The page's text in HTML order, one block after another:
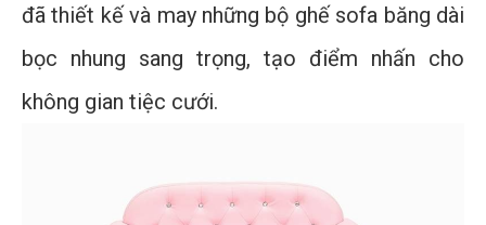
đã thiết kế và may những bộ ghế sofa băng dài
bọc nhung sang trọng, tạo điểm nhấn cho
không gian tiệc cưới.